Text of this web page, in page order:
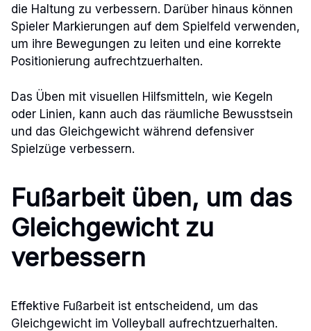
die Haltung zu verbessern. Darüber hinaus können
Spieler Markierungen auf dem Spielfeld verwenden,
um ihre Bewegungen zu leiten und eine korrekte
Positionierung aufrechtzuerhalten.
Das Üben mit visuellen Hilfsmitteln, wie Kegeln
oder Linien, kann auch das räumliche Bewusstsein
und das Gleichgewicht während defensiver
Spielzüge verbessern.
Fußarbeit üben, um das
Gleichgewicht zu
verbessern
Effektive Fußarbeit ist entscheidend, um das
Gleichgewicht im Volleyball aufrechtzuerhalten.